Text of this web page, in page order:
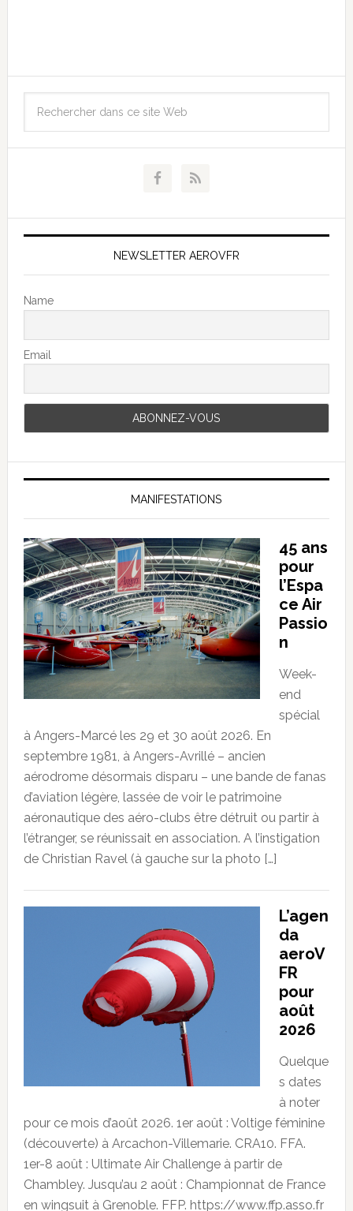
NEWSLETTER AEROVFR
Name
Email
MANIFESTATIONS
45 ans
pour
l’Espa
ce Air
Passio
n
Week-
end
spécial
à Angers-Marcé les 29 et 30 août 2026. En
septembre 1981, à Angers-Avrillé – ancien
aérodrome désormais disparu – une bande de fanas
d’aviation légère, lassée de voir le patrimoine
aéronautique des aéro-clubs être détruit ou partir à
l’étranger, se réunissait en association. A l’instigation
de Christian Ravel (à gauche sur la photo […]
L’agen
da
aeroV
FR
pour
août
2026
Quelque
s dates
à noter
pour ce mois d’août 2026. 1er août : Voltige féminine
(découverte) à Arcachon-Villemarie. CRA10. FFA.
1er-8 août : Ultimate Air Challenge à partir de
Chambley. Jusqu’au 2 août : Championnat de France
en wingsuit à Grenoble. FFP. https://www.ffp.asso.fr